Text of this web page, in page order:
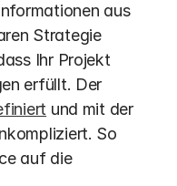
aus
Strategie
Ihr Projekt
und mit der
So
auf die